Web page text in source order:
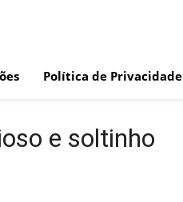
Política de Privacidade
e soltinho